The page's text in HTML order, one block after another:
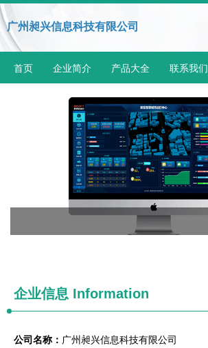
广州昶兴信息科技有限公司
首页 企业简介 产品大全 联系我们
企业信息 Information
公司名称： 广州昶兴信息科技有限公司